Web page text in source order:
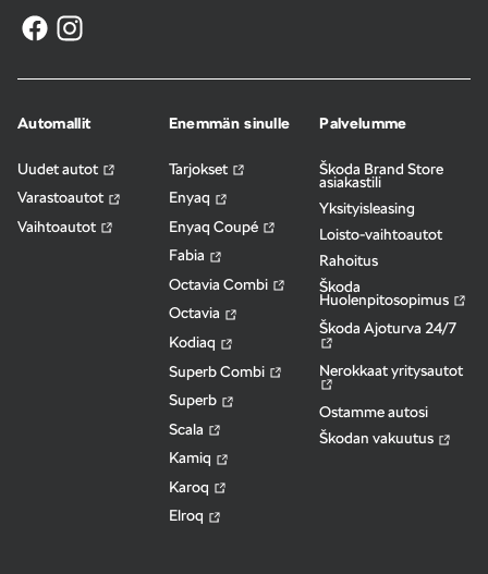
Automallit
Uudet autot
Varastoautot
Vaihtoautot
Enemmän sinulle
Tarjokset
Enyaq
Enyaq Coupé
Fabia
Octavia Combi
Octavia
Kodiaq
Superb Combi
Superb
Scala
Kamiq
Karoq
Elroq
Palvelumme
Škoda Brand Store
asiakastili
Yksityisleasing
Loisto-vaihtoautot
Rahoitus
Škoda
Huolenpitosopimus
Škoda Ajoturva 24/7
Nerokkaat yritysautot
Ostamme autosi
Škodan vakuutus